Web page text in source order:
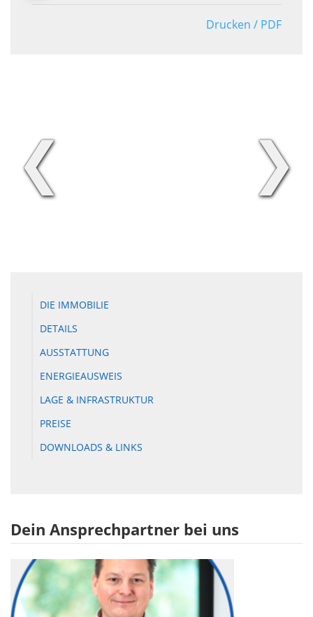
Drucken / PDF
❮ ❯
DIE IMMOBILIE
DETAILS
AUSSTATTUNG
ENERGIEAUSWEIS
LAGE & INFRASTRUKTUR
PREISE
DOWNLOADS & LINKS
Dein Ansprechpartner bei uns